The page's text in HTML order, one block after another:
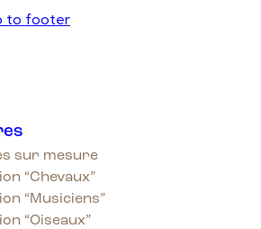
to footer
sur mesure
“Chevaux”
“Musiciens”
“Oiseaux”